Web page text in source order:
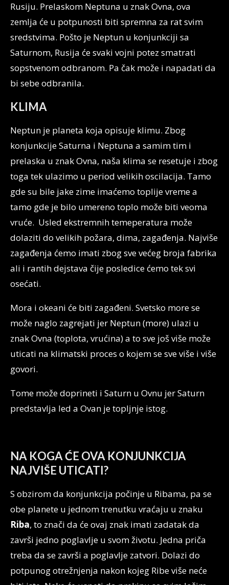
Rusiju. Prelaskom Neptuna u znak Ovna, ova
zemlja će u potpunosti biti spremna za rat svim
sredstvima. Pošto je Neptun u konjunkciji sa
Saturnom, Rusija će svaki vojni potez smatrati
sopstvenom odbranom. Pa čak može i napadati da
bi sebe odbranila.
KLIMA
Neptun je planeta koja opisuje klimu. Zbog
konjunkcije Saturna i Neptuna a samim tim i
prelaska u znak Ovna, naša klima se resetuje i zbog
toga tek ulazimo u period velikih oscilacija. Tamo
gde su bile jake zime imaćemo toplije vreme a
tamo gde je bilo umereno toplo može biti veoma
vruće. Usled ekstremnih temeperatura može
dolaziti do velikih požara, dima, zagađenja. Najviše
zagađenja ćemo imati zbog sve većeg broja fabrika
ali i rantih dejstava čije posledice ćemo tek svi
osećati.
Mora i okeani će biti zagađeni. Svetsko more se
može naglo zagrejati jer Neptun (more) ulazi u
znak Ovna (toplota, vrućina) a to sve još više može
uticati na klimatski proces o kojem se sve više i više
govori.
Tome može doprineti i Saturn u Ovnu jer Saturn
predstavlja led a Ovan je topljnje istog.
NA KOGA ĆE OVA KONJUNKCIJA
NAJVIŠE UTICATI?
S obzirom da konjunkcija počinje u Ribama, pa se
obe planete u jednom trenutku vraćaju u znaku
Riba, to znači da će ovaj znak imati zadatak da
završi jedno poglavlje u svom životu. Jedna priča
treba da se završi a poglavlje zatvori. Dolazi do
potpunog otrežnjenja nakon kojeg Ribe više neće